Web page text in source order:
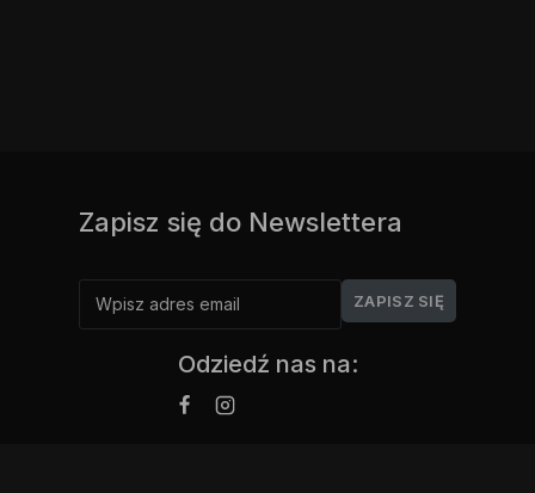
Zapisz się do Newslettera
Odziedź nas na: